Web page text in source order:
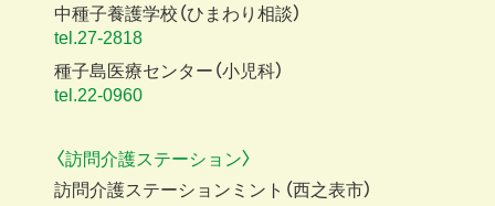
中種子養護学校（ひまわり相談）
tel.27-2818
種子島医療センター（小児科）
tel.22-0960
〈訪問介護ステーション〉
訪問介護ステーションミント（西之表市）